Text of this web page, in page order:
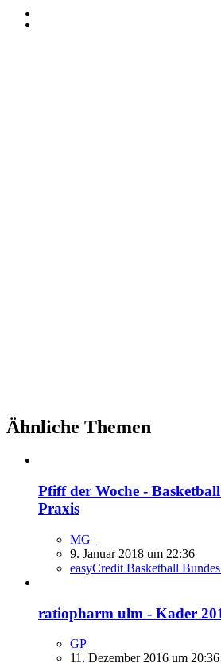
Ähnliche Themen
Pfiff der Woche -
Praxis
MG_
9. Januar 2018 um 22:36
easyCredit Basketball
ratiopharm ulm - Kader
GP
11. Dezember 2016 um 20:36